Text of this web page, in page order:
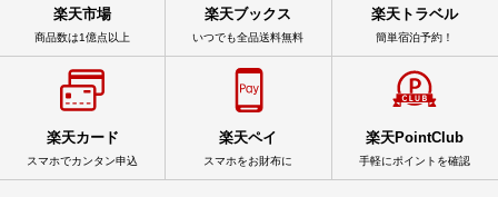
楽天市場
商品数は1億点以上
楽天ブックス
いつでも全品送料無料
楽天トラベル
簡単宿泊予約！
楽天カード
スマホでカンタン申込
楽天ペイ
スマホをお財布に
楽天PointClub
手軽にポイントを確認